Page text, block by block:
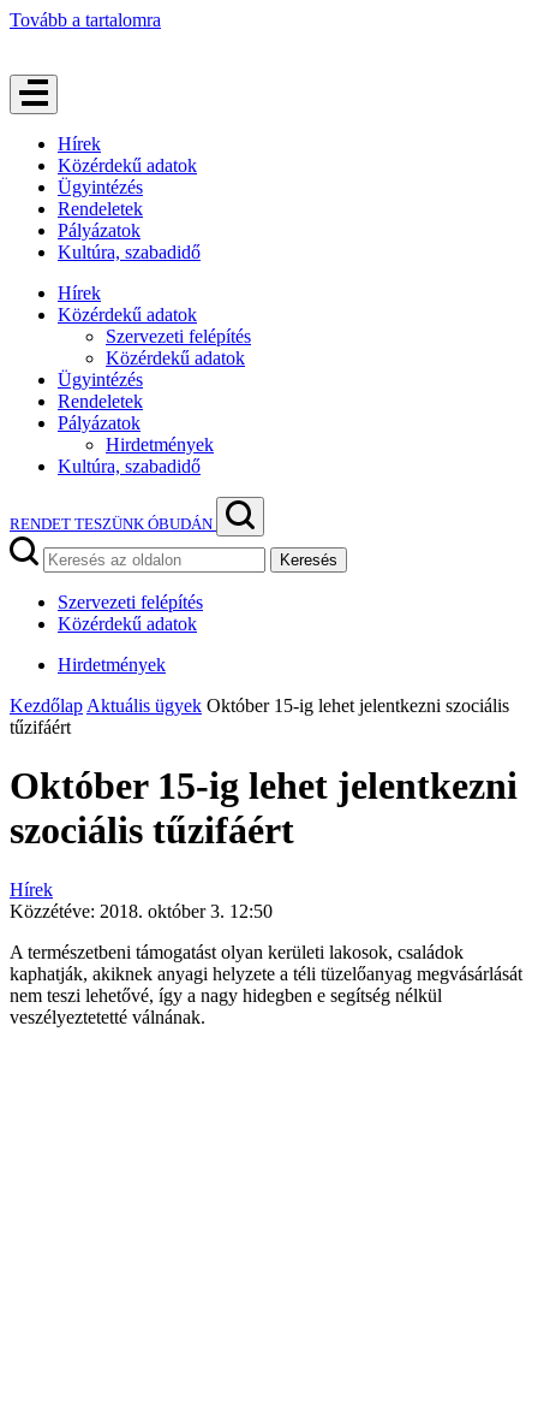
Tovább a tartalomra
Hírek
Közérdekű adatok
Ügyintézés
Rendeletek
Pályázatok
Kultúra, szabadidő
Hírek
Közérdekű adatok
Szervezeti felépítés
Közérdekű adatok
Ügyintézés
Rendeletek
Pályázatok
Hirdetmények
Kultúra, szabadidő
RENDET TESZÜNK ÓBUDÁN
Keresés
Szervezeti felépítés
Közérdekű adatok
Hirdetmények
Kezdőlap Aktuális ügyek Október 15-ig lehet jelentkezni szociális
tűzifáért
Október 15-ig lehet jelentkezni
szociális tűzifáért
Hírek
Közzétéve: 2018. október 3. 12:50
A természetbeni támogatást olyan kerületi lakosok, családok
kaphatják, akiknek anyagi helyzete a téli tüzelőanyag megvásárlását
nem teszi lehetővé, így a nagy hidegben e segítség nélkül
veszélyeztetetté válnának.